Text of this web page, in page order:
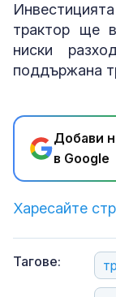
трактор ще
ниски
поддържана
Добави
в Google
Харесайте
Тагове: